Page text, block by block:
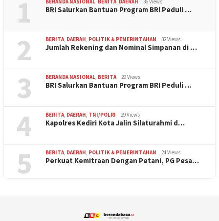
1 BERANDA NASIONAL, BERITA, DAERAH 36 Views
BRI Salurkan Bantuan Program BRI Peduli …
2 BERITA, DAERAH, POLITIK & PEMERINTAHAN 32 Views
Jumlah Rekening dan Nominal Simpanan di …
3 BERANDA NASIONAL, BERITA 29 Views
BRI Salurkan Bantuan Program BRI Peduli …
4 BERITA, DAERAH, TNI/POLRI 29 Views
Kapolres Kediri Kota Jalin Silaturahmi d…
5 BERITA, DAERAH, POLITIK & PEMERINTAHAN 24 Views
Perkuat Kemitraan Dengan Petani, PG Pesa…